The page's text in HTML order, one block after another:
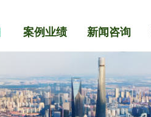
案例业绩 新闻咨询